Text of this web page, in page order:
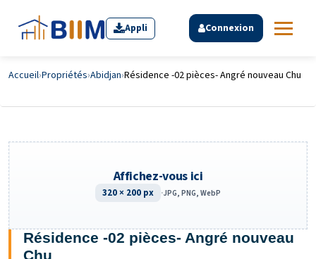
Appli Connexion
Accueil›Propriétés›Abidjan›Résidence -02 pièces- Angré nouveau Chu
Résidence -02 pièces- Angré nouveau
Affichez-vous ici
320 × 200 px ·JPG, PNG, WebP